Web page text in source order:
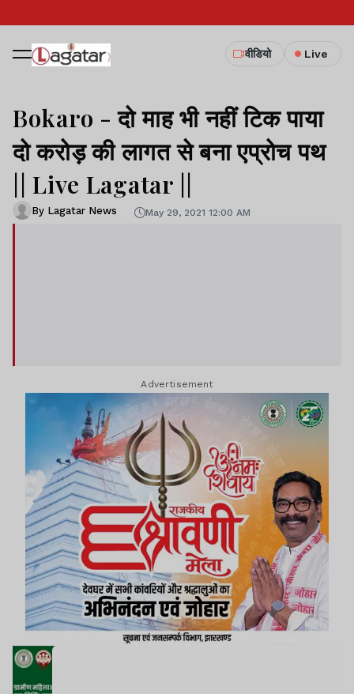
वीडियो Live
Bokaro - दो माह भी नहीं टिक पाया
दो करोड़ की लागत से बना एप्रोच पथ
|| Live Lagatar ||
By Lagatar News May 29, 2021 12:00 AM
Advertisement